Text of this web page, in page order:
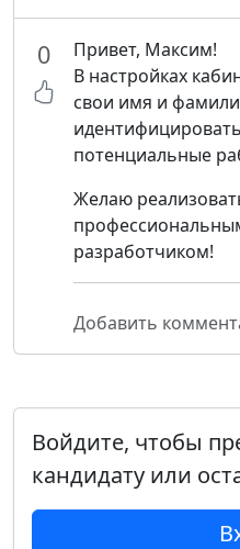
0
Привет, Максим!
В настройках
свои имя и
потенциальные
Желаю
разработчиком!
Добавить
Войдите, чтобы
кандидату или